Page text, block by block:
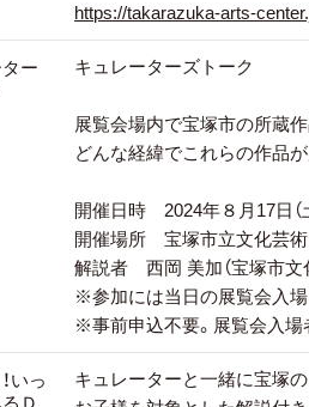
https://takarazuka-arts-
ー
キュレーターズトーク
展覧会場内で宝塚市の所蔵
どんな経緯でこれらの作品
開催日時 2024年８月17日（
開催場所 宝塚市立文化芸
解説者 西岡 美加（宝塚市文
※参加には当日の展覧会入場
※事前申込不要。展覧会入場
いっ
Ｄ
キュレーターと一緒に宝塚の